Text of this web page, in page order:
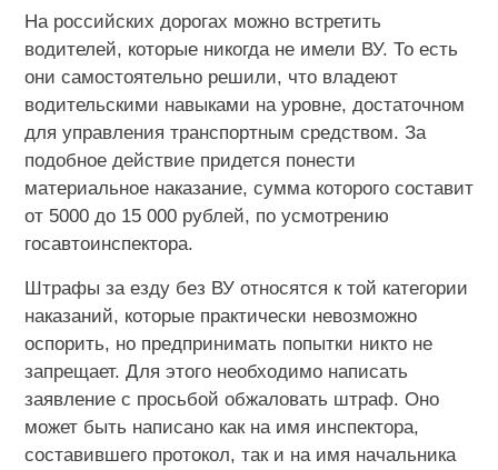
На российских дорогах можно встретить
водителей, которые никогда не имели ВУ. То есть
они самостоятельно решили, что владеют
водительскими навыками на уровне, достаточном
для управления транспортным средством. За
подобное действие придется понести
материальное наказание, сумма которого составит
от 5000 до 15 000 рублей, по усмотрению
госавтоинспектора.
Штрафы за езду без ВУ относятся к той категории
наказаний, которые практически невозможно
оспорить, но предпринимать попытки никто не
запрещает. Для этого необходимо написать
заявление с просьбой обжаловать штраф. Оно
может быть написано как на имя инспектора,
составившего протокол, так и на имя начальника